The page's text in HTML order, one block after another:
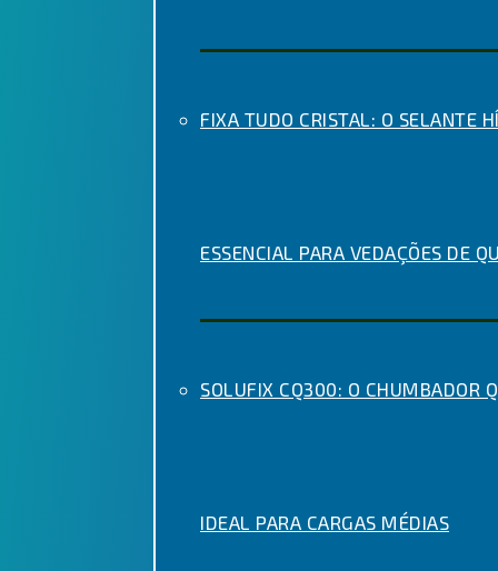
FIXA TUDO CRISTAL: O SELANTE
ESSENCIAL PARA VEDAÇÕES DE
SOLUFIX CQ300: O CHUMBADOR
IDEAL PARA CARGAS MÉDIAS